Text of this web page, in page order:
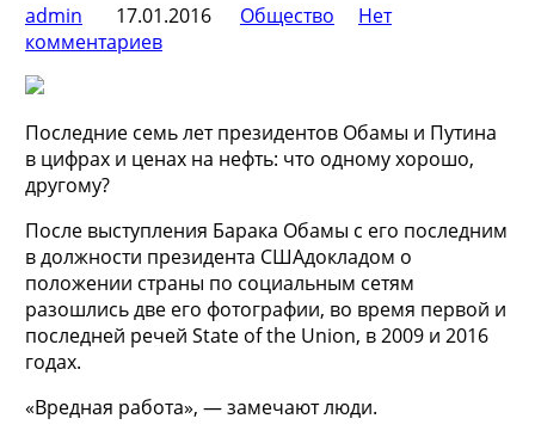
admin
17.01.2016 Общество
Нет
комментариев
Последние семь лет президентов Обамы и Путина
в цифрах и ценах на нефть: что одному хорошо,
другому?
После выступления Барака Обамы с его последним
в должности президента СШАдокладом о
положении страны по социальным сетям
разошлись две его фотографии, во время первой и
последней речей State of the Union, в 2009 и 2016
годах.
«Вредная работа», — замечают люди.